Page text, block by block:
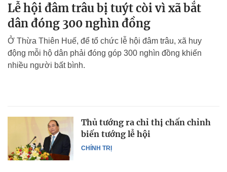
Lễ hội đâm trâu bị tuýt còi vì xã bắt
dân đóng 300 nghìn đồng
Ở Thừa Thiên Huế, để tổ chức lễ hội đâm trâu, xã huy
động mỗi hộ dân phải đóng góp 300 nghìn đồng khiến
nhiều người bất bình.
CHÍNH TRỊ
Thủ tướng ra chỉ thị chấn chỉnh
biến tướng lễ hội